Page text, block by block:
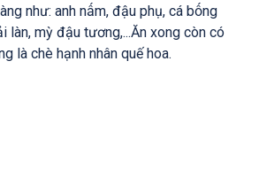
như: anh nấm, đậu phụ, cá bống
làn, mỳ đậu tương,...Ăn xong còn có
là chè hạnh nhân quế hoa.